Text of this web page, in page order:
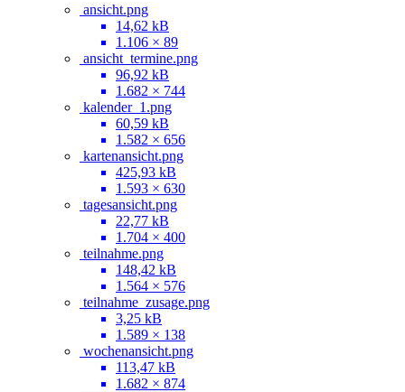
ansicht.png
14,62 kB
1.106 × 89
ansicht_termine.png
96,92 kB
1.682 × 744
kalender_1.png
60,59 kB
1.582 × 656
kartenansicht.png
425,93 kB
1.593 × 630
tagesansicht.png
22,77 kB
1.704 × 400
teilnahme.png
148,42 kB
1.564 × 576
teilnahme_zusage.png
3,25 kB
1.589 × 138
wochenansicht.png
113,47 kB
1.682 × 874